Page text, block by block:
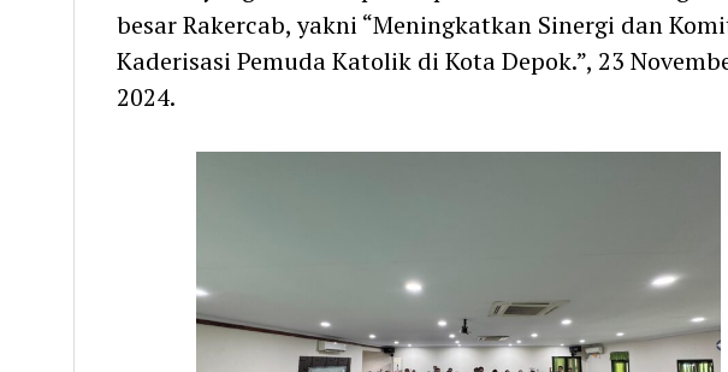
besar Rakercab, yakni “Meningkatkan Sinergi dan
Kaderisasi Pemuda Katolik di Kota Depok.”, 23
2024.